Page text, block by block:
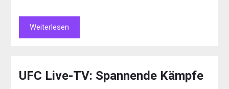
Weiterlesen
UFC Live-TV: Spannende Kämpfe